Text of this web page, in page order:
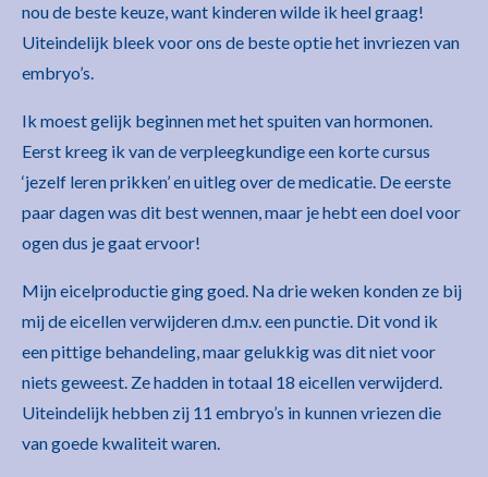
nou de beste keuze, want kinderen wilde ik heel graag!
Uiteindelijk bleek voor ons de beste optie het invriezen van
embryo’s.
Ik moest gelijk beginnen met het spuiten van hormonen.
Eerst kreeg ik van de verpleegkundige een korte cursus
‘jezelf leren prikken’ en uitleg over de medicatie. De eerste
paar dagen was dit best wennen, maar je hebt een doel voor
ogen dus je gaat ervoor!
Mijn eicelproductie ging goed. Na drie weken konden ze bij
mij de eicellen verwijderen d.m.v. een punctie. Dit vond ik
een pittige behandeling, maar gelukkig was dit niet voor
niets geweest. Ze hadden in totaal 18 eicellen verwijderd.
Uiteindelijk hebben zij 11 embryo’s in kunnen vriezen die
van goede kwaliteit waren.